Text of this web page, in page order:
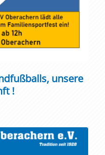
unsere
!